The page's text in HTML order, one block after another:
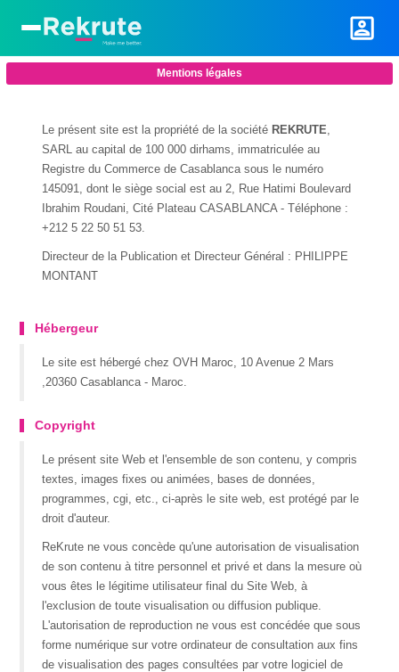
Mentions légales
Le présent site est la propriété de la société REKRUTE,
SARL au capital de 100 000 dirhams, immatriculée au
Registre du Commerce de Casablanca sous le numéro
145091, dont le siège social est au 2, Rue Hatimi Boulevard
Ibrahim Roudani, Cité Plateau CASABLANCA - Téléphone :
+212 5 22 50 51 53.
Directeur de la Publication et Directeur Général : PHILIPPE
MONTANT
Hébergeur
Le site est hébergé chez OVH Maroc, 10 Avenue 2 Mars
,20360 Casablanca - Maroc.
Copyright
Le présent site Web et l'ensemble de son contenu, y compris
textes, images fixes ou animées, bases de données,
programmes, cgi, etc., ci-après le site web, est protégé par le
droit d'auteur.
ReKrute ne vous concède qu'une autorisation de visualisation
de son contenu à titre personnel et privé et dans la mesure où
vous êtes le légitime utilisateur final du Site Web, à
l'exclusion de toute visualisation ou diffusion publique.
L'autorisation de reproduction ne vous est concédée que sous
forme numérique sur votre ordinateur de consultation aux fins
de visualisation des pages consultées par votre logiciel de